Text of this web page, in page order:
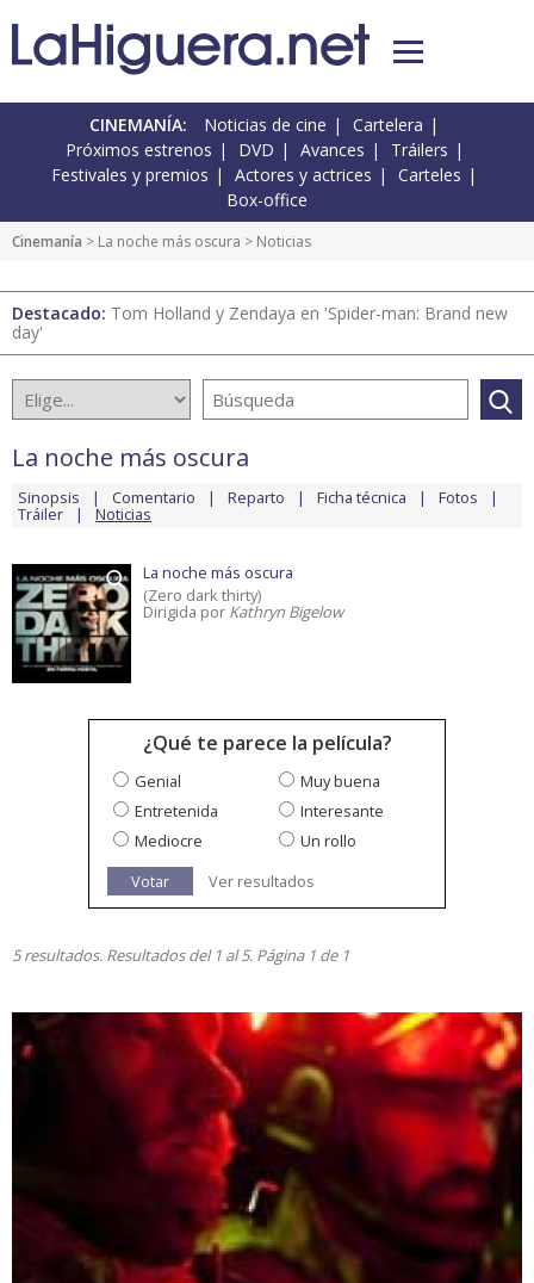
CINEMANÍA: Noticias de cine
Cartelera
Próximos estrenos
DVD Avances
Tráilers
Festivales y premios
Actores y actrices
Carteles
Box-office
Cinemanía > La noche más oscura > Noticias
Destacado: Tom Holland y Zendaya en 'Spider-man: Brand new
day'
La noche más oscura
Sinopsis Comentario Reparto Ficha técnica Fotos
Tráiler Noticias
La noche más oscura
(Zero dark thirty)
Dirigida por Kathryn Bigelow
¿Qué te parece la película?
Genial
Muy buena
Entretenida
Interesante
Mediocre
Un rollo
Votar
Ver resultados
5 resultados. Resultados del 1 al 5. Página 1 de 1